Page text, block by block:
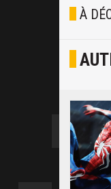
À